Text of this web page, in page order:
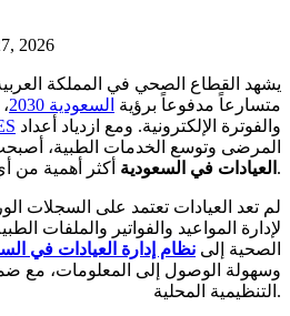
2026
يشهد القطاع الصحي في المملكة
متسارعاً مدفوعاً برؤية السعودية 2030
المرضى وتوسع الخدمات الطبية،
العيادات في السعودية أكثر أهمية من أي وقت مضى.
لم تعد العيادات تعتمد على السجلات
لإدارة المواعيد والفواتير والملفات
الصحية إلى نظام إدارة العيادات في
وسهولة الوصول إلى المعلومات، مع
التنظيمية المحلية.